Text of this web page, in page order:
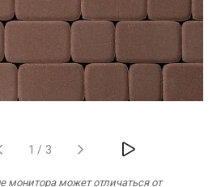
1 / 3
монитора может отличаться от